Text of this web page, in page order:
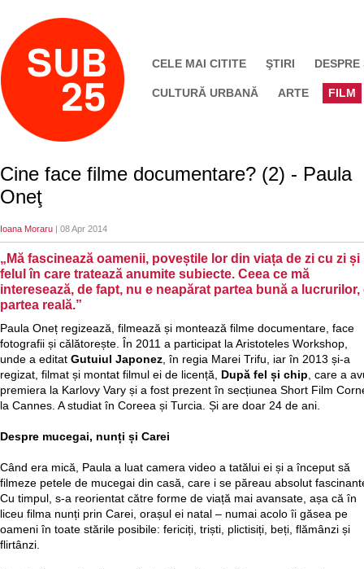
CELE MAI CITITE ŞTIRI DESPRE
CULTURĂ URBANĂ ARTE FILM
Cine face filme documentare? (2) - Paula
Oneţ
Ioana Moraru | 08 Apr 2014
„Mă fascinează oamenii, poveștile lor din viața de zi cu zi și
felul în care tratează anumite subiecte. Ceea ce mă
interesează, de fapt, nu e neapărat partea bună a lucrurilor,
partea reală.”
Paula Oneț regizează, filmează și montează filme documentare, face
fotografii și călătorește. În 2011 a participat la Aristoteles Workshop,
unde a editat Gutuiul Japonez, în regia Marei Trifu, iar în 2013 și-a
regizat, filmat și montat filmul ei de licență, După fel și chip, care a
premiera la Karlovy Vary și a fost prezent în secțiunea Short Film
la Cannes. A studiat în Coreea și Turcia. Și are doar 24 de ani.
Despre mucegai, nunți și Carei
Când era mică, Paula a luat camera video a tatălui ei și a început să
filmeze petele de mucegai din casă, care i se păreau absolut
Cu timpul, s-a reorientat către forme de viață mai avansate, așa că în
liceu filma nunți prin Carei, orașul ei natal – numai acolo îi găsea pe
oameni în toate stările posibile: fericiți, triști, plictisiți, beți, flămânzi și
flirtânzi.